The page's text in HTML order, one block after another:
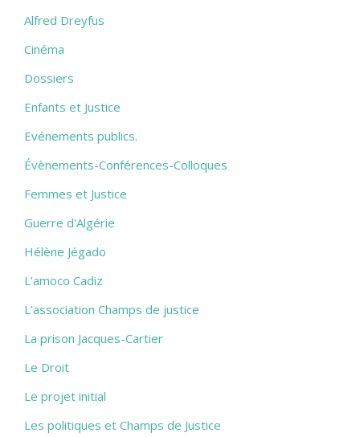
Alfred Dreyfus
Cinéma
Dossiers
Enfants et Justice
Evénements publics.
Évènements-Conférences-Colloques
Femmes et Justice
Guerre d'Algérie
Hélène Jégado
L’amoco Cadiz
L’association Champs de justice
La prison Jacques-Cartier
Le Droit
Le projet initial
Les politiques et Champs de Justice